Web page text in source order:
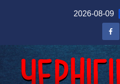
2026-08-09